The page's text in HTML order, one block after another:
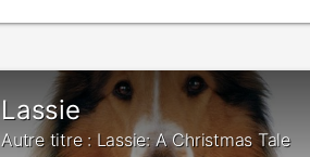
Lassie
Autre titre : Lassie: A Christmas Tale